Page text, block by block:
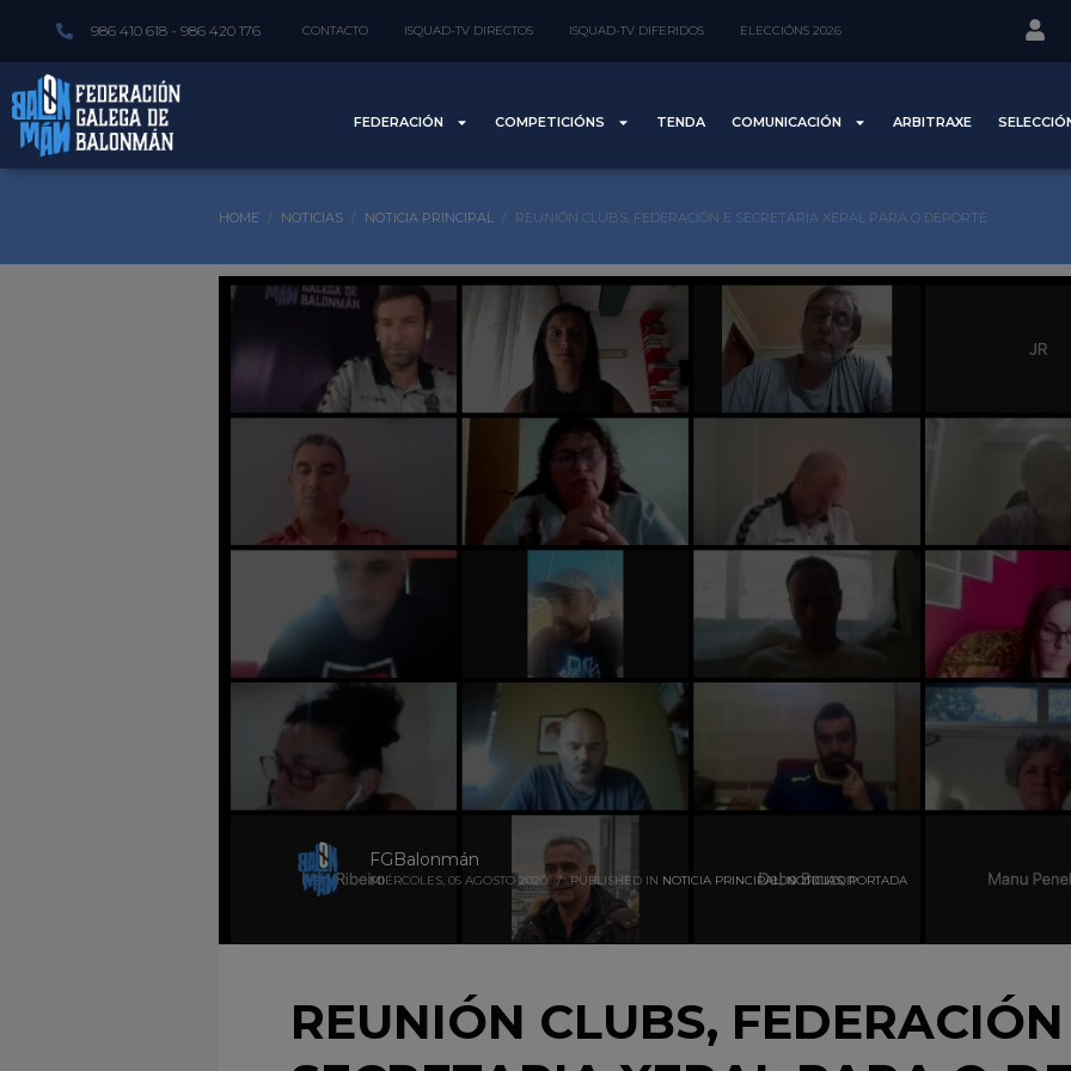
986 410 618 - 986 420 176 CONTACTO ISQUAD-TV DIRECTOS ISQUAD-TV DIFERIDOS ELECCIÓNS 2026
FEDERACIÓN COMPETICIÓNS TENDA COMUNICACIÓN ARBITRAXE
HOME NOTICIAS NOTICIA PRINCIPAL REUNIÓN CLUBS, FEDERACIÓN E SECRETARIA XERAL PARA O DEPORTE
FGBalonmán
MIÉRCOLES, 05 AGOSTO 2020 / PUBLISHED IN NOTICIA PRINCIPAL,NOTICIAS,PORTADA
REUNIÓN CLUBS,